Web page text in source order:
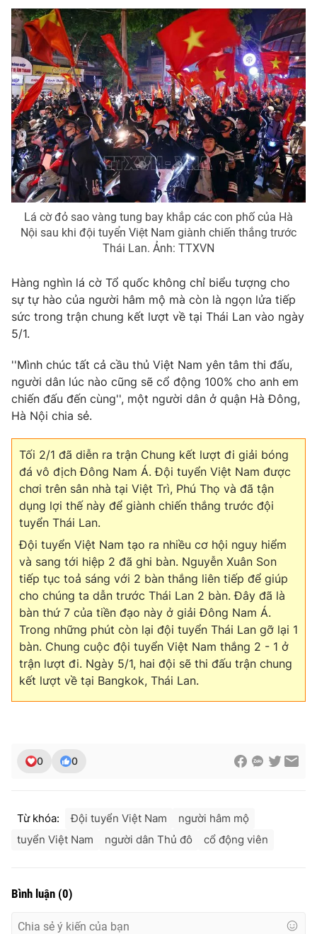
Lá cờ đỏ sao vàng tung bay khắp các con phố của Hà
Nội sau khi đội tuyển Việt Nam giành chiến thắng trước
Thái Lan. Ảnh: TTXVN
Hàng nghìn lá cờ Tổ quốc không chỉ biểu tượng cho
sự tự hào của người hâm mộ mà còn là ngọn lửa tiếp
sức trong trận chung kết lượt về tại Thái Lan vào ngày
5/1.
''Mình chúc tất cả cầu thủ Việt Nam yên tâm thi đấu,
người dân lúc nào cũng sẽ cổ động 100% cho anh em
chiến đấu đến cùng'', một người dân ở quận Hà Đông,
Hà Nội chia sẻ.
Tối 2/1 đã diễn ra trận Chung kết lượt đi giải bóng
đá vô địch Đông Nam Á. Đội tuyển Việt Nam được
chơi trên sân nhà tại Việt Trì, Phú Thọ và đã tận
dụng lợi thế này để giành chiến thắng trước đội
tuyển Thái Lan.
Đội tuyển Việt Nam tạo ra nhiều cơ hội nguy hiểm
và sang tới hiệp 2 đã ghi bàn. Nguyễn Xuân Son
tiếp tục toả sáng với 2 bàn thắng liên tiếp để giúp
cho chúng ta dẫn trước Thái Lan 2 bàn. Đây đã là
bàn thứ 7 của tiền đạo này ở giải Đông Nam Á.
Trong những phút còn lại đội tuyển Thái Lan gỡ lại 1
bàn. Chung cuộc đội tuyển Việt Nam thắng 2 - 1 ở
trận lượt đi. Ngày 5/1, hai đội sẽ thi đấu trận chung
kết lượt về tại Bangkok, Thái Lan.
0 0
Từ khóa: Đội tuyển Việt Nam
người hâm mộ
tuyển Việt Nam
người dân Thủ đô cổ động viên
Bình luận (0)